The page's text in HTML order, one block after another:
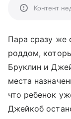
Контент
Пара сразу же
роддом,
Бруклин и
места
что ребенок
Джейкоб